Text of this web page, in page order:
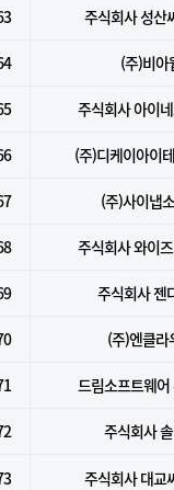
주식회사 성산
(주)비아
주식회사 아이
(주)디케이아이
(주)사이냅
주식회사 와이
주식회사 젠
(주)엔클라
드림소프트웨어
주식회사
주식회사 대교